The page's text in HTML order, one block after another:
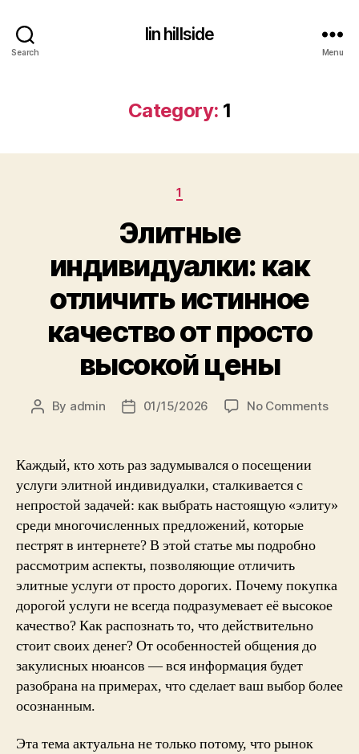
Search
lin hillside
Menu
Category: 1
Categories
1
Элитные
индивидуалки: как
отличить истинное
качество от просто
высокой цены
Post
By admin
Post01/15/2026 No Commentson
цены
Каждый, кто хоть раз задумывался о посещении
услуги элитной индивидуалки, сталкивается с
непростой задачей: как выбрать настоящую «элиту»
среди многочисленных предложений, которые
пестрят в интернете? В этой статье мы подробно
рассмотрим аспекты, позволяющие отличить
элитные услуги от просто дорогих. Почему покупка
дорогой услуги не всегда подразумевает её высокое
качество? Как распознать то, что действительно
стоит своих денег? От особенностей общения до
закулисных нюансов — вся информация будет
разобрана на примерах, что сделает ваш выбор более
осознанным.
Эта тема актуальна не только потому, что рынок